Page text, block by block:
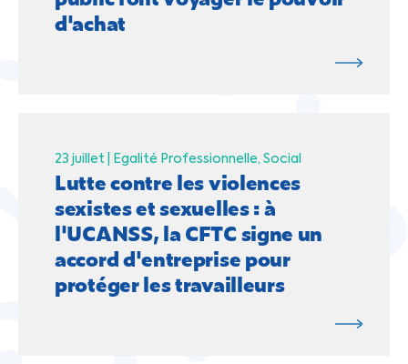
d'achat
23 juillet | Egalité Professionnelle Social
Lutte contre les violences
sexistes et sexuelles : à
l'UCANSS, la CFTC signe un
accord d'entreprise pour
protéger les travailleurs